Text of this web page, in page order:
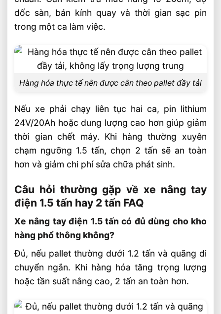
dốc sàn, bán kính quay và thời gian sạc pin
trong một ca làm việc.
Hàng hóa thực tế nên được cân theo pallet đầy tải
Nếu xe phải chạy liên tục hai ca, pin lithium
24V/20Ah hoặc dung lượng cao hơn giúp giảm
thời gian chết máy. Khi hàng thường xuyên
chạm ngưỡng 1.5 tấn, chọn 2 tấn sẽ an toàn
hơn và giảm chi phí sửa chữa phát sinh.
Câu hỏi thường gặp về xe nâng tay
điện 1.5 tấn hay 2 tấn FAQ
Xe nâng tay điện 1.5 tấn có đủ dùng cho kho
hàng phổ thông không?
Đủ, nếu pallet thường dưới 1.2 tấn và quãng di
chuyển ngắn. Khi hàng hóa tăng trọng lượng
hoặc tần suất nâng cao, 2 tấn an toàn hơn.